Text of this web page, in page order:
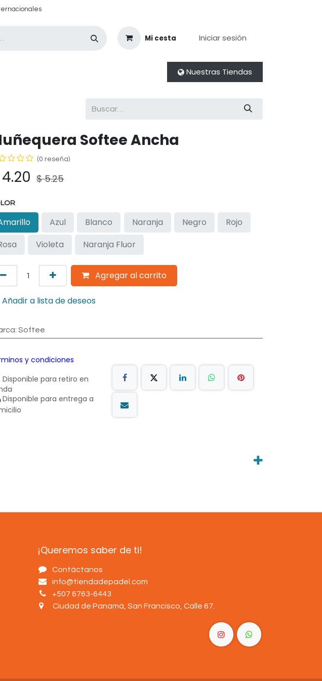
Mi cesta Iniciar sesión
Nuestras Tiendas
Softee Ancha
(0 reseña)
4.20 $5.25
Azul Blanco Naranja Negro
Rojo
Violeta Naranja Fluor
Agregar al carrito
Añadir a lista de deseos
: Softee
y condiciones
Disponible para retiro en
Disponible para entrega a
¡Queremos saber de ti!
Contáctanos
info@tiendadepadel.com
+507 6763-6443
Ciudad de Panamá, San Francisco, Calle 67.